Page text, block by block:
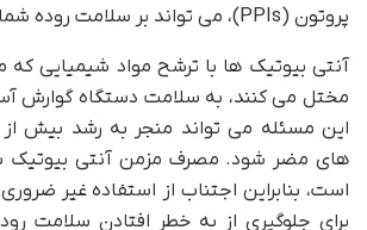
پروتون (PPIs)، می تواند بر سلامت روده شما تأثیر منفی بگذارد.
آنتی بیوتیک ها با ترشح مواد شیمیایی که
مختل می کنند، به سلامت دستگاه گوارش
این مسئله می تواند منجر به رشد بیش از
های مضر شود. مصرف مزمن آنتی بیوتیک
است، بنابراین اجتناب از استفاده غیر
برای جلوگیری از به خطر افتادن سلامت